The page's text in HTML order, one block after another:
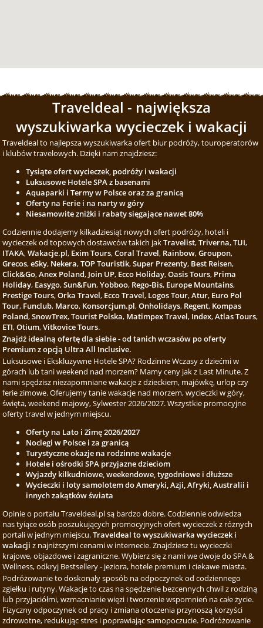
Traveldeal - największa
wyszukiwarka wycieczek i wakacji
Traveldeal to najlepsza wyszukiwarka ofert biur podróży, touroperatorów
i klubów travelowych. Dzięki nam znajdziesz:
Tysiąte ofert wycieczek, podróży i wakacji
Luksusowe Hotele SPA z basenami
Aquaparki i Termy w Polsce oraz za granicą
Oferty na Ferie i na narty w góry
Niesamowite zniżki i rabaty sięgające nawet 80%
Codziennie dodajemy kilkadziesiąt nowych ofert podróży, hoteli i
wycieczek od topowych dostawców takich jakTravelist,Triverna,TUI,
ITAKA,Wakacje.pl, Exim Tours,Coral Travel, Rainbow,Groupon,
Grecos,eSky, Nekera,TOP Touristik,Super Prezenty, Best Reisen,
Click&Go,Anex Poland, Join UP, Ecco Holiday,Oasis Tours, Prima
Holiday, Easygo,Sun&Fun,Yobboo, Rego-Bis, Europe Mountains,
Prestige Tours,Orka Travel, Ecco Travel, Logos Tour,Atur, Euro Pol
Tour, Funclub, Marco, Konsorcjum.pl,Onholidays, Regent, Kompas
Poland,SnowTrex,Tourist Polska, Matimpex Travel, Index,Atlas Tours,
ETI,Otium,Vitkovice Tours.
Znajdź idealną ofertę dla siebie - od tanich wczasów po oferty
Premium z opcją Ultra All Inclusive.
Luksusowe i Ekskluzywne Hotele SPA? Rodzinne Wczasy z dziećmi w
górach lub tani weekend nad morzem? Mamy ceny jak z Last Minute. Z
nami spędzisz niezapomniane wakacje z dzieckiem, majówkę, urlop czy
ferie zimowe. Oferujemy tanie wakacje nad morzem, wycieczki w góry,
święta, weekend majowy, Sylwester 2026/2027. Wszystkie promocyjne
oferty travel w jednym miejscu.
Oferty na Lato i Zimę 2026/2027
Noclegi w Polsce i za granicą
Turystyczne okazje na rodzinne wakacje
Hotele i ośrodki SPA przyjazne dzieciom
Wyjazdy kilkudniowe, weekendowe, tygodniowe i dłuższe
Wycieczki i loty samolotem do Ameryki, Azji, Afryki, Australii i
innych zakątków świata
Opinie o portalu Traveldeal.pl są bardzo dobre. Codziennie odwiedza
nas tyiące osób poszukujących promocyjnych ofert wycieczek z różnych
portali w jednym miejscu.Traveldeal to wyszukiwarka wycieczek i
wakacji z najniższymi cenami w internecie. Znajdziesz tu wycieczki
krajowe, objazdowe i zagraniczne. Wybierz się z nami we dwoje do SPA &
Wellness, odkryj Bestsellery - jeziora, hotele premium i ciekawe miasta.
Podróżowanie to doskonały sposób na odpoczynek od codziennego
zgiełku i rutyny. Wakacje to czas na spędzenie bezcennych chwil z rodziną
lub przyjaciółmi, wzmacnianie więzi i tworzenie wspomnień na całe życie.
Fizyczny odpoczynek od pracy i zmiana otoczenia przynoszą korzyści
zdrowotne, redukując stres i poprawiając samopoczucie. Podróżowanie